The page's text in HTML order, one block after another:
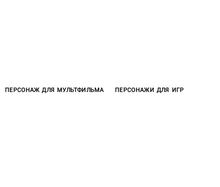
ПЕРСОНАЖ ДЛЯ МУЛЬТФИЛЬМА ПЕРСОНАЖИ ДЛЯ ИГР